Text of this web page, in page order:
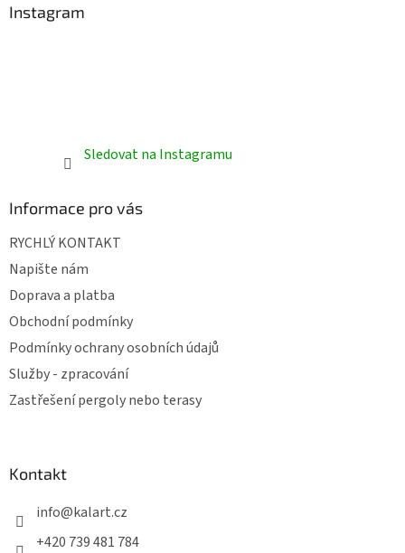
Instagram
Sledovat na Instagramu
Informace pro vás
RYCHLÝ KONTAKT
Napište nám
Doprava a platba
Obchodní podmínky
Podmínky ochrany osobních údajů
Služby - zpracování
Zastřešení pergoly nebo terasy
Kontakt
info@kalart.cz
+420 739 481 784